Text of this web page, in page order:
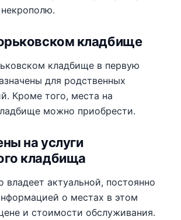
кладбище
кладбище в первую
для родственных
Кроме того, места на
можно приобрести.
на услуги
кладбища
владеет актуальной, постоянно
о местах в этом
и стоимости обслуживания.